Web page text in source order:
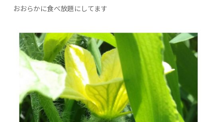
おおらかに食べ放題にしてます